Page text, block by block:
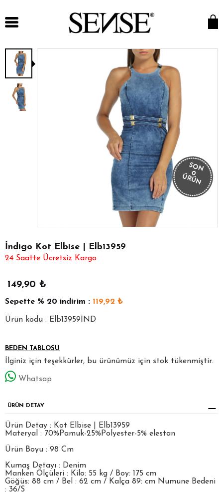
SON
0
ÜRÜN
İndigo Kot Elbise | Elb13959
24 Saatte Ücretsiz Kargo
149,90 ₺
Sepette % 20 indirim : 119,92 ₺
Ürün kodu : Elb13959İND
BEDEN TABLOSU
İlginiz için teşekkürler, bu ürünümüz için stok tükenmiştir.
Whatsap
ÜRÜN DETAY
Ürün Detay : Kot Elbise | Elb13959
Materyal : 70%Pamuk-25%Polyester-5% elestan
Ürün Boyu : 98 Cm
Kumaş Detayı : Denim
Manken Ölçüleri : Kilo: 55 kg / Boy: 175 cm
Göğüs: 88 cm / Bel : 62 cm / Kalça 89: cm Numune Bedeni
: 36/S